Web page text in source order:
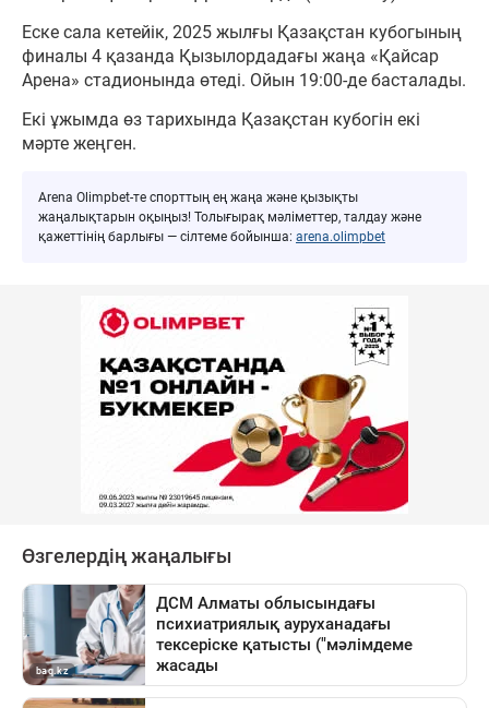
Еске сала кетейік, 2025 жылғы Қазақстан кубогының
финалы 4 қазанда Қызылордадағы жаңа «Қайсар
Арена» стадионында өтеді. Ойын 19:00-де басталады.
Екі ұжымда өз тарихында Қазақстан кубогін екі
мәрте жеңген.
Arena Olimpbet-те спорттың ең жаңа және қызықты
жаңалықтарын оқыңыз! Толығырақ мәліметтер, талдау және
қажеттінің барлығы — сілтеме бойынша: arena.olimpbet